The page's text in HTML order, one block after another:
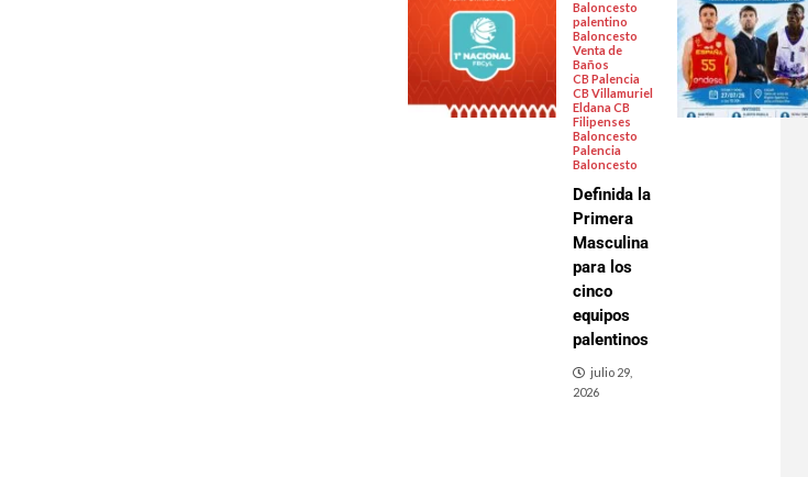
Baloncesto
palentino
Baloncesto
Venta de
Baños
CB Palencia
CB Villamuriel
Eldana CB
Filipenses
Baloncesto
Palencia
Baloncesto
Definida la
Primera
Masculina
para los
cinco
equipos
palentinos
julio 29,
2026